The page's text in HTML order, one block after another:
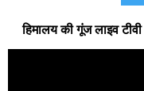
हिमालय की गूंज लाइव टीवी